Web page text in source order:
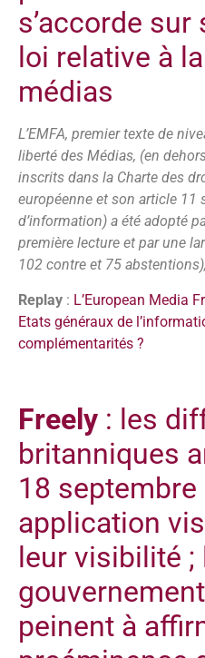
s’accorde
loi relative à
médias
L’EMFA, premier texte de
liberté des Médias, (en
inscrits dans la Charte des
européenne et son article 11
d’information) a été adopté
première lecture et par une
102 contre et 75
Replay : L’European Media
Etats généraux de
complémentarités ?
Freely : les
britanniques
18 septembre
application
leur visibilité ;
peinent à